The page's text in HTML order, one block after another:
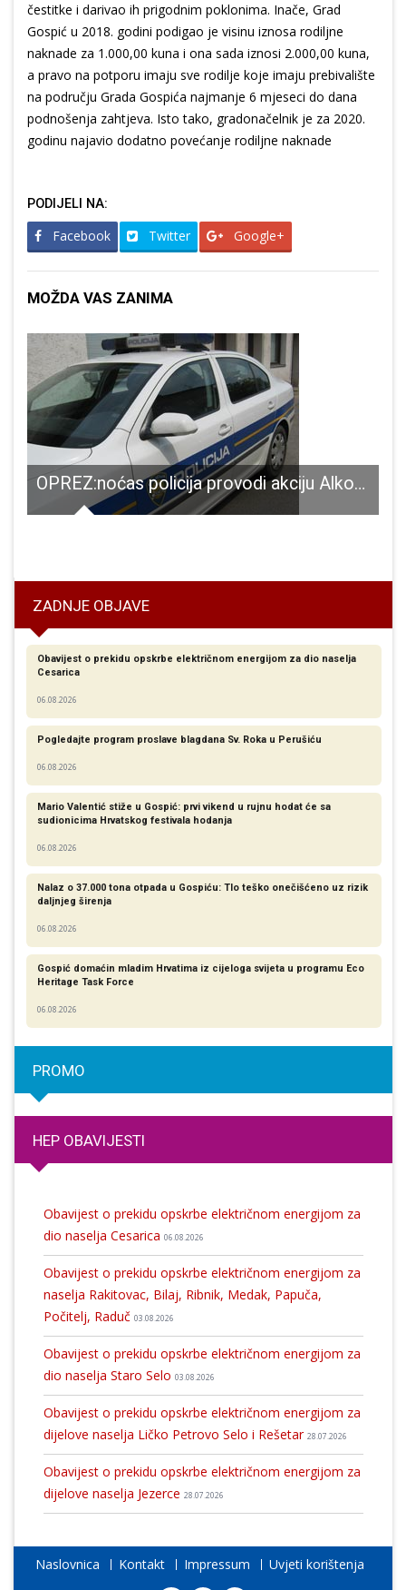
čestitke i darivao ih prigodnim poklonima. Inače, Grad
Gospić u 2018. godini podigao je visinu iznosa rodiljne
naknade za 1.000,00 kuna i ona sada iznosi 2.000,00 kuna,
a pravo na potporu imaju sve rodilje koje imaju prebivalište
na području Grada Gospića najmanje 6 mjeseci do dana
podnošenja zahtjeva. Isto tako, gradonačelnik je za 2020.
godinu najavio dodatno povećanje rodiljne naknade
PODIJELI NA:
Facebook Twitter Google+
MOŽDA VAS ZANIMA
OPREZ:noćas policija provodi akciju Alkohol i droge!!!
ZADNJE OBJAVE
Obavijest o prekidu opskrbe električnom energijom za dio naselja
Cesarica
06.08.2026
Pogledajte program proslave blagdana Sv. Roka u Perušiću
06.08.2026
Mario Valentić stiže u Gospić: prvi vikend u rujnu hodat će sa
sudionicima Hrvatskog festivala hodanja
06.08.2026
Nalaz o 37.000 tona otpada u Gospiću: Tlo teško onečišćeno uz rizik
daljnjeg širenja
06.08.2026
Gospić domaćin mladim Hrvatima iz cijeloga svijeta u programu Eco
Heritage Task Force
06.08.2026
PROMO
HEP OBAVIJESTI
Obavijest o prekidu opskrbe električnom energijom za
dio naselja Cesarica 06.08.2026
Obavijest o prekidu opskrbe električnom energijom za
naselja Rakitovac, Bilaj, Ribnik, Medak, Papuča,
Počitelj, Raduč 03.08.2026
Obavijest o prekidu opskrbe električnom energijom za
dio naselja Staro Selo 03.08.2026
Obavijest o prekidu opskrbe električnom energijom za
dijelove naselja Ličko Petrovo Selo i Rešetar 28.07.2026
Obavijest o prekidu opskrbe električnom energijom za
dijelove naselja Jezerce 28.07.2026
Naslovnica Kontakt Impressum Uvjeti korištenja